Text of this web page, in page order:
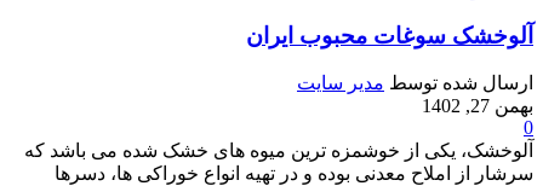
آلوخشک سوغات محبوب ایران
ارسال شده توسط مدیر سایت
بهمن 27, 1402
0
آلوخشک، یکی از خوشمزه ترین میوه های خشک شده می باشد که
سرشار از املاح معدنی بوده و در تهیه انواع خوراکی ها، دسرها